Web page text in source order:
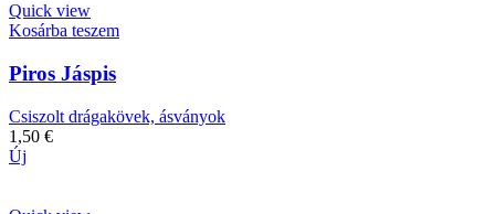
Quick view
Kosárba teszem
Piros Jáspis
Csiszolt drágakövek, ásványok
1,50 €
Új